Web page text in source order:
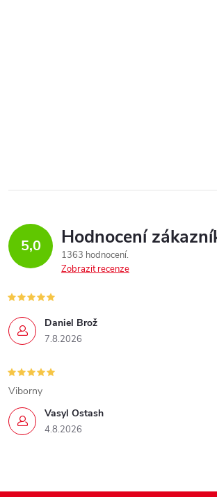
5,0 Hodnocení
1363 hodnocení
Zobrazit recenze
Daniel Brož
7.8.2026
Vasyl Ostash
4.8.2026
Viborny